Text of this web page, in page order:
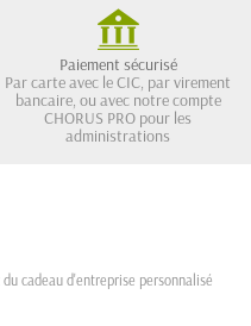
Paiement sécurisé
Par carte avec le CIC, par virement
bancaire, ou avec notre compte
CHORUS PRO pour les
administrations
cadeau d'entreprise personnalisé